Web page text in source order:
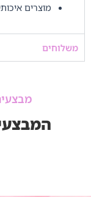
מוצרים
משלוחים